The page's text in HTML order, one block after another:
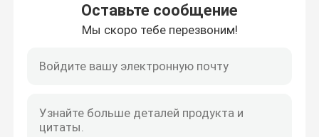
Военное оснащение для кемпинга
На открытом воздухе охотясь шестерня
На открытом воздухе рыболовные
Оставьте сообщение
Мы скоро тебе перезвоним!